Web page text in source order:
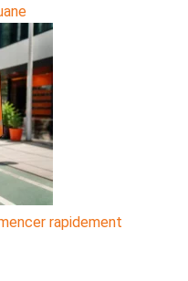
rapidement